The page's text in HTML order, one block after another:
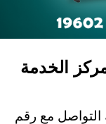
الخدمة
مع رقم